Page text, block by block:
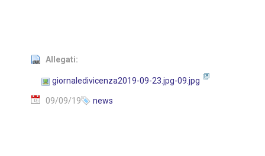
Allegati:
giornaledivicenza2019-09-23.jpg-09.jpg
09/09/19 news